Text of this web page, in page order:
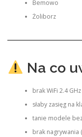
Bemowo
Żoliborz
Na co
brak WiFi 2.4
słaby zasięg na
tanie modele
brak nagrywania